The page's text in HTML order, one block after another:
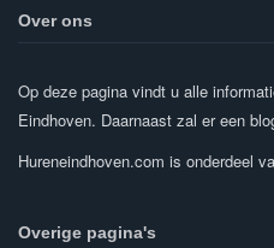
Over ons
Op deze pagina vindt u alle
Eindhoven. Daarnaast zal er een
Hureneindhoven.com is onderdeel
Overige pagina's